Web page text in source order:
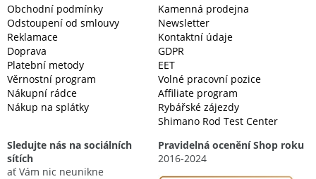
Obchodní podmínky
Odstoupení od smlouvy
Reklamace
Doprava
Platební metody
Věrnostní program
Nákupní rádce
Nákup na splátky
Kamenná prodejna
Newsletter
Kontaktní údaje
GDPR
EET
Volné pracovní pozice
Affiliate program
Rybářské zájezdy
Shimano Rod Test Center
Sledujte nás na sociálních
sítích
ať Vám nic neunikne
Pravidelná ocenění Shop roku
2016-2024